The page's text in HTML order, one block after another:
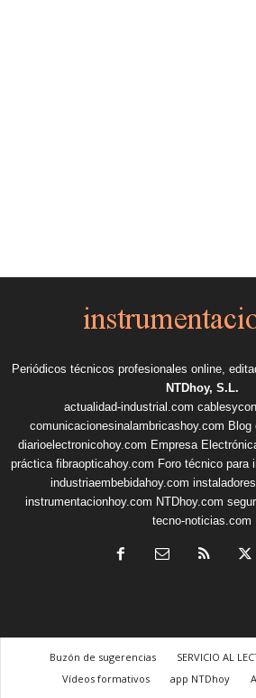
Periódicos técnicos profesionales online,
NTDhoy, S.L.
actualidad-industrial.com
comunicacionesinalambricashoy.com Blog
diarioelectronicohoy.com Empresa
práctica fibraopticahoy.com Foro técnico para
industriaembebidahoy.com
instrumentacionhoy.com NTDhoy.com
tecno-noticias.com
Buzón de sugerencias SERVICIO AL
Vídeos formativos
app NTDhoy